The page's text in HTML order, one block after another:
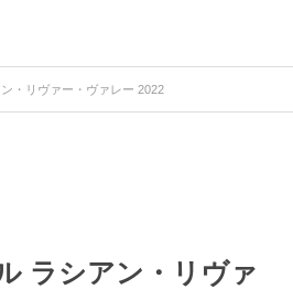
・リヴァー・ヴァレー 2022
ラシアン・リヴァ